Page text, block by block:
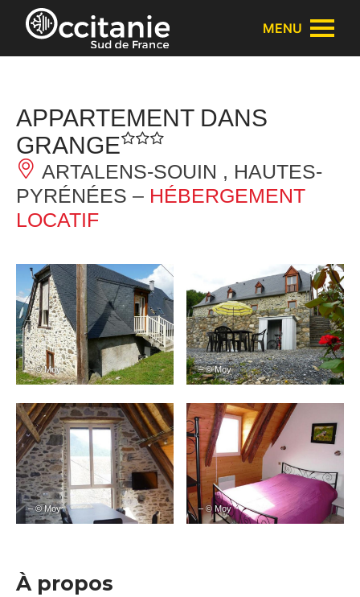
Panneau de gestion des cookies
MENU
APPARTEMENT DANS
GRANGE
ARTALENS-SOUIN , HAUTES-
PYRÉNÉES – HÉBERGEMENT
LOCATIF
– © Moy – © Moy
– © Moy – © Moy
À propos